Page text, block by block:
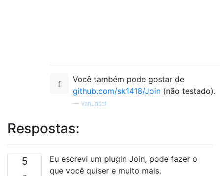
Você também pode gostar de
github.com/sk1418/Join (não testado).
— VanLaser
Respostas:
5
Eu escrevi um plugin Join, pode fazer o
que você quiser e muito mais.